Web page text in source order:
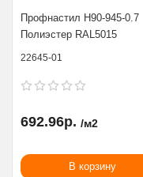
Профнастил Н90-945-0.7
Полиэстер RAL5015
22645-01
692.96р. /м2
В корзину